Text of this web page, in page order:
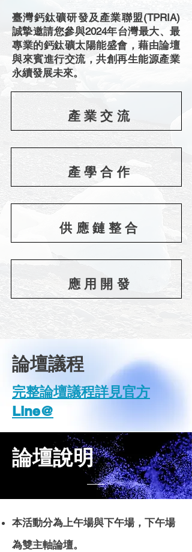
臺灣鈣鈦礦研發及產業聯盟(TPRIA)
誠摯邀請您參與2024年台灣最大、最
專業的鈣鈦礦太陽能盛會，藉由論壇
與來賓進行交流，共創再生能源產業
永續發展未來。
產業交流
產學合作
供應鏈整合
應用開發
論壇議程
​完整論壇議程詳見官方
Line@
論壇說明
​本活動分為上午場與下午場，下午場
為雙主軸論壇。